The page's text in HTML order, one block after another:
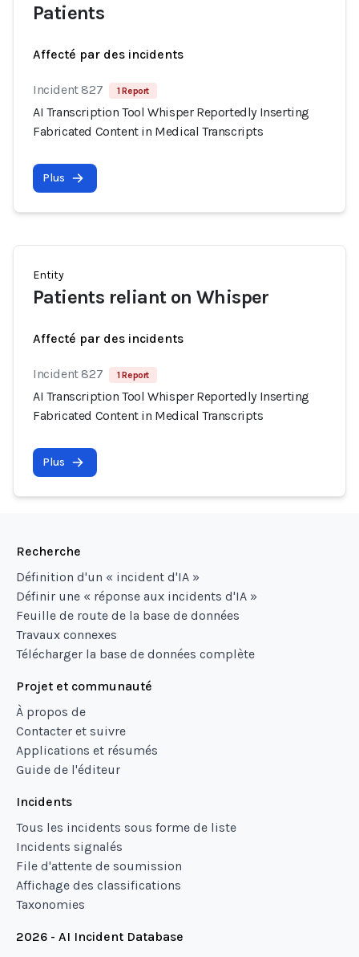
Patients
Affecté par des incidents
Incident 827 1 Report
AI Transcription Tool Whisper Reportedly Inserting
Fabricated Content in Medical Transcripts
Plus
Entity
Patients reliant on Whisper
Affecté par des incidents
Incident 827 1 Report
AI Transcription Tool Whisper Reportedly Inserting
Fabricated Content in Medical Transcripts
Plus
Recherche
Définition d'un « incident d'IA »
Définir une « réponse aux incidents d'IA »
Feuille de route de la base de données
Travaux connexes
Télécharger la base de données complète
Projet et communauté
À propos de
Contacter et suivre
Applications et résumés
Guide de l'éditeur
Incidents
Tous les incidents sous forme de liste
Incidents signalés
File d'attente de soumission
Affichage des classifications
Taxonomies
2026 - AI Incident Database